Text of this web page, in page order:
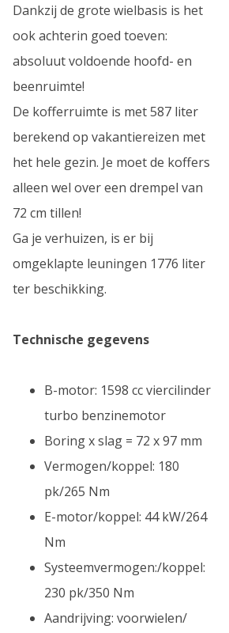
Dankzij de grote wielbasis is het
ook achterin goed toeven:
absoluut voldoende hoofd- en
beenruimte!
De kofferruimte is met 587 liter
berekend op vakantiereizen met
het hele gezin. Je moet de koffers
alleen wel over een drempel van
72 cm tillen!
Ga je verhuizen, is er bij
omgeklapte leuningen 1776 liter
ter beschikking.
Technische gegevens
B-motor: 1598 cc viercilinder
turbo benzinemotor
Boring x slag = 72 x 97 mm
Vermogen/koppel: 180
pk/265 Nm
E-motor/koppel: 44 kW/264
Nm
Systeemvermogen:/koppel:
230 pk/350 Nm
Aandrijving: voorwielen/